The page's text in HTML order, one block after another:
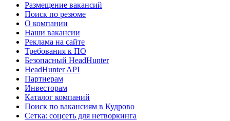
Размещение вакансий
Поиск по резюме
О компании
Наши вакансии
Реклама на сайте
Требования к ПО
Безопасный HeadHunter
HeadHunter API
Партнерам
Инвесторам
Каталог компаний
Поиск по вакансиям в Кудрово
Сетка: соцсеть для нетворкинга